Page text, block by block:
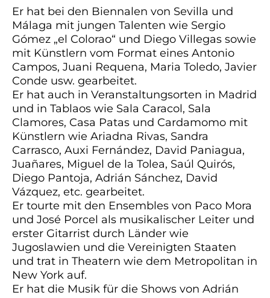
Er hat bei den Biennalen von Sevilla und
Málaga mit jungen Talenten wie Sergio
Gómez „el Colorao“ und Diego Villegas sowie
mit Künstlern vom Format eines Antonio
Campos, Juani Requena, Maria Toledo, Javier
Conde usw. gearbeitet.
Er hat auch in Veranstaltungsorten in Madrid
und in Tablaos wie Sala Caracol, Sala
Clamores, Casa Patas und Cardamomo mit
Künstlern wie Ariadna Rivas, Sandra
Carrasco, Auxi Fernández, David Paniagua,
Juañares, Miguel de la Tolea, Saúl Quirós,
Diego Pantoja, Adrián Sánchez, David
Vázquez, etc. gearbeitet.
Er tourte mit den Ensembles von Paco Mora
und José Porcel als musikalischer Leiter und
erster Gitarrist durch Länder wie
Jugoslawien und die Vereinigten Staaten
und trat in Theatern wie dem Metropolitan in
New York auf.
Er hat die Musik für die Shows von Adrián